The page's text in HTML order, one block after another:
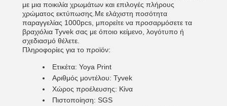
με μια ποικιλία χρωμάτων και επιλογές πλήρους
χρώματος εκτύπωσης.Με ελάχιστη ποσότητα
παραγγελίας 1000pcs, μπορείτε να προσαρμόσετε τα
βραχιόλια Tyvek σας με όποιο κείμενο, λογότυπο ή
σχεδιασμό θέλετε.
Πληροφορίες για το προϊόν:
Ετικέτα: Yoya Print
Αριθμός μοντέλου: Tyvek
Χώρος προέλευσης: Κίνα
Πιστοποίηση: SGS